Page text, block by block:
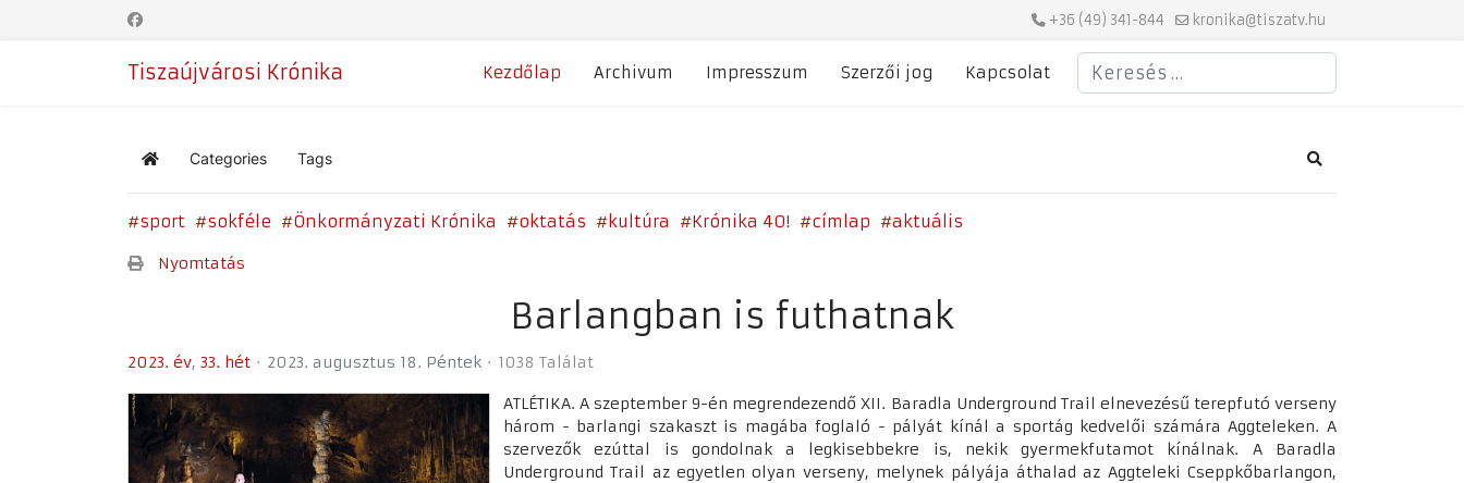
+36 (49) 341-844 kronika@tiszatv.hu
Tiszaújvárosi Krónika Kezdőlap Archivum Impresszum Szerzői jog Kapcsolat
Keresés
Home Categories Tags Search
sport sokféle Önkormányzati Krónika oktatás kultúra Krónika 40! címlap aktuális
Nyomtatás
Barlangban is futhatnak
2023. év 33. hét 2023. augusztus 18. Péntek 1038 Találat
ATLÉTIKA. A szeptember 9-én megrendezendő XII. Baradla Underground Trail elnevezésű terepfutó verseny
három - barlangi szakaszt is magába foglaló - pályát kínál a sportág kedvelői számára Aggteleken. A
szervezők ezúttal is gondolnak a legkisebbekre is, nekik gyermekfutamot kínálnak. A Baradla
Underground Trail az egyetlen olyan verseny, melynek pályája áthalad az Aggteleki Cseppkőbarlangon,